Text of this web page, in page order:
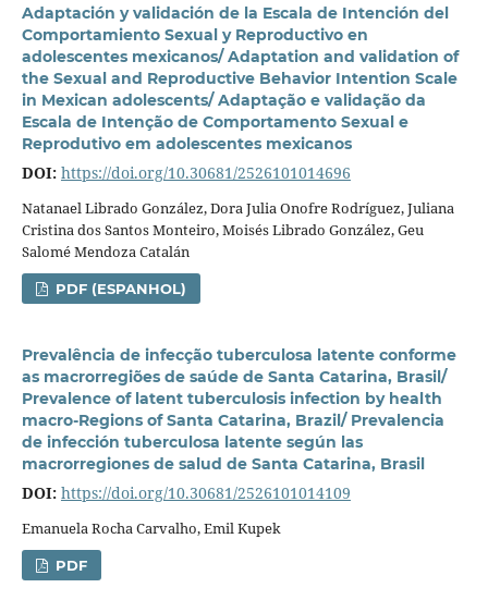
Adaptación y validación de la Escala de Intención del
Comportamiento Sexual y Reproductivo en
adolescentes mexicanos/ Adaptation and validation of
the Sexual and Reproductive Behavior Intention Scale
in Mexican adolescents/ Adaptação e validação da
Escala de Intenção de Comportamento Sexual e
Reprodutivo em adolescentes mexicanos
DOI: https://doi.org/10.30681/2526101014696
Natanael Librado González, Dora Julia Onofre Rodríguez, Juliana
Cristina dos Santos Monteiro, Moisés Librado González, Geu
Salomé Mendoza Catalán
PDF (ESPANHOL)
Prevalência de infecção tuberculosa latente conforme
as macrorregiões de saúde de Santa Catarina, Brasil/
Prevalence of latent tuberculosis infection by health
macro-Regions of Santa Catarina, Brazil/ Prevalencia
de infección tuberculosa latente según las
macrorregiones de salud de Santa Catarina, Brasil
DOI: https://doi.org/10.30681/2526101014109
Emanuela Rocha Carvalho, Emil Kupek
PDF